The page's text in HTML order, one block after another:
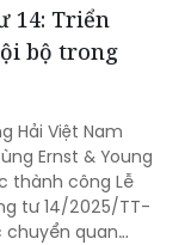
14: Triển
bộ trong
Hải Việt Nam
Ernst & Young
thành công Lễ
tư 14/2025/TT-
chuyển quan